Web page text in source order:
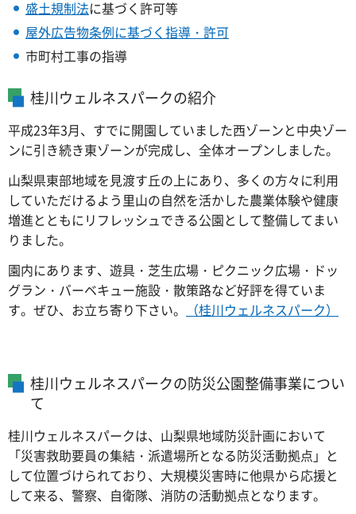
盛土規制法に基づく許可等
屋外広告物条例に基づく指導・許可
市町村工事の指導
桂川ウェルネスパークの紹介
平成23年3月、すでに開園していました西ゾーンと中央ゾー
ンに引き続き東ゾーンが完成し、全体オープンしました。
山梨県東部地域を見渡す丘の上にあり、多くの方々に利用
していただけるよう里山の自然を活かした農業体験や健康
増進とともにリフレッシュできる公園として整備してまい
りました。
園内にあります、遊具・芝生広場・ピクニック広場・ドッ
グラン・バーベキュー施設・散策路など好評を得ていま
す。ぜひ、お立ち寄り下さい。
（桂川ウェルネスパーク）
桂川ウェルネスパークの防災公園整備事業につい
て
桂川ウェルネスパークは、山梨県地域防災計画において
「災害救助要員の集結・派遣場所となる防災活動拠点」と
して位置づけられており、大規模災害時に他県から応援と
して来る、警察、自衛隊、消防の活動拠点となります。